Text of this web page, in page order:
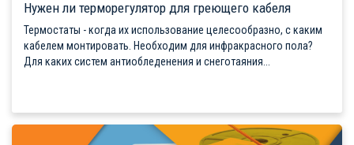
Нужен ли терморегулятор для греющего кабеля
Термостаты - когда их использование целесообразно, с каким
кабелем монтировать. Необходим для инфракрасного пола?
Для каких систем антиобледенения и снеготаяния...